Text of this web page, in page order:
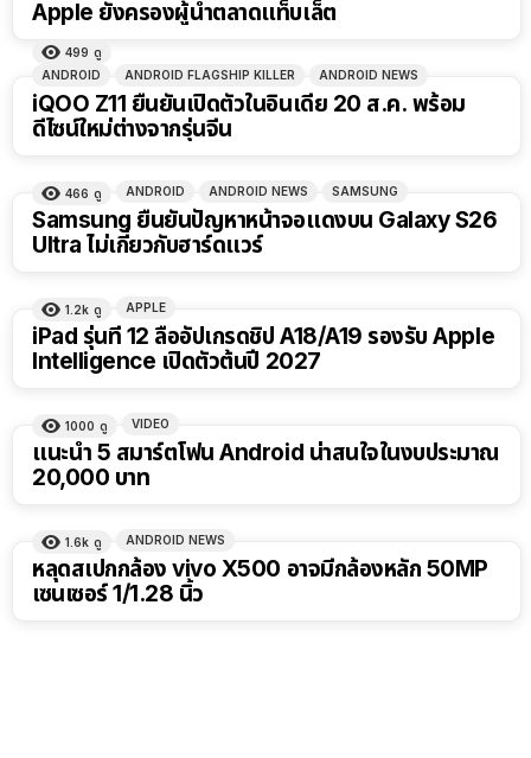
Apple ยังครองผู้นำตลาดแท็บเล็ต
499 ดู
ANDROID
ANDROID FLAGSHIP KILLER ANDROID NEWS
iQOO Z11 ยืนยันเปิดตัวในอินเดีย 20 ส.ค. พร้อม
ดีไซน์ใหม่ต่างจากรุ่นจีน
466 ดู ANDROID ANDROID NEWS SAMSUNG
Samsung ยืนยันปัญหาหน้าจอแดงบน Galaxy S26
Ultra ไม่เกี่ยวกับฮาร์ดแวร์
1.2k ดู APPLE
iPad รุ่นที่ 12 ลืออัปเกรดชิป A18/A19 รองรับ Apple
Intelligence เปิดตัวต้นปี 2027
1000 ดู VIDEO
แนะนำ 5 สมาร์ตโฟน Android น่าสนใจในงบประมาณ
20,000 บาท
1.6k ดู ANDROID NEWS
หลุดสเปกกล้อง vivo X500 อาจมีกล้องหลัก 50MP
เซนเซอร์ 1/1.28 นิ้ว